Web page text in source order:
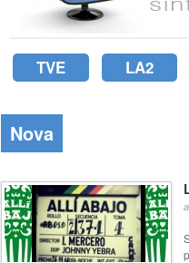
TVE LA2
Nova